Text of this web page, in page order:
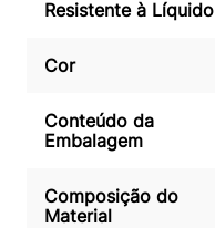
Resistente à Líquido
Cor
Conteúdo da
Embalagem
Composição do
Material